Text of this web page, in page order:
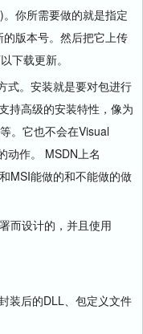
你所需要做的就是指定
版本号。然后把它上传
下载更新。
。安装就是要对包进行
持高级的安装特性，像为
。它也不会在Visual
动作。 MSDN上名
MSI能做的和不能做的做
而设计的，并且使用
后的DLL、包定义文件